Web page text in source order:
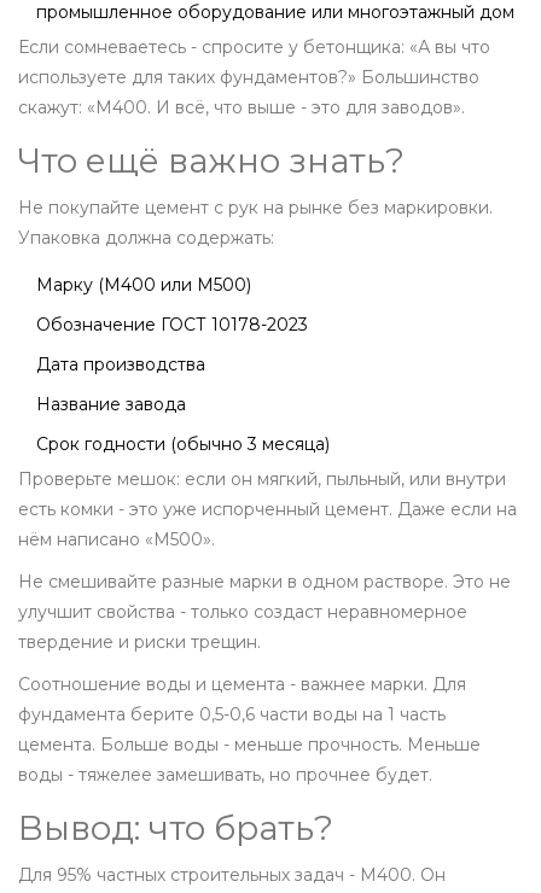
промышленное оборудование или многоэтажный дом
Если сомневаетесь - спросите у бетонщика: «А вы что
используете для таких фундаментов?» Большинство
скажут: «М400. И всё, что выше - это для заводов».
Что ещё важно знать?
Не покупайте цемент с рук на рынке без маркировки.
Упаковка должна содержать:
Марку (М400 или М500)
Обозначение ГОСТ 10178-2023
Дата производства
Название завода
Срок годности (обычно 3 месяца)
Проверьте мешок: если он мягкий, пыльный, или внутри
есть комки - это уже испорченный цемент. Даже если на
нём написано «М500».
Не смешивайте разные марки в одном растворе. Это не
улучшит свойства - только создаст неравномерное
твердение и риски трещин.
Соотношение воды и цемента - важнее марки. Для
фундамента берите 0,5-0,6 части воды на 1 часть
цемента. Больше воды - меньше прочность. Меньше
воды - тяжелее замешивать, но прочнее будет.
Вывод: что брать?
Для 95% частных строительных задач - М400. Он